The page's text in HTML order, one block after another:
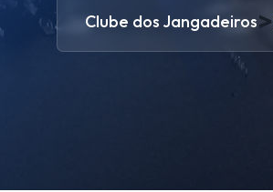
Clube dos Jangadeiros>